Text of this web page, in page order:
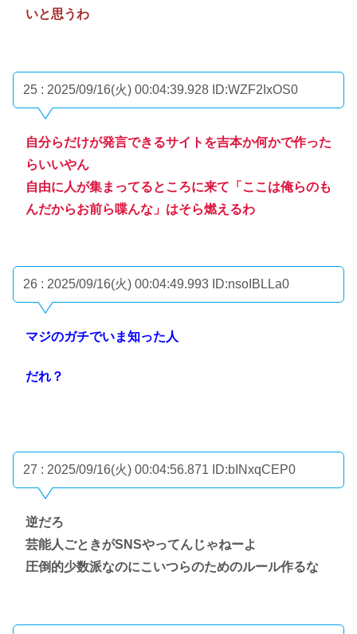
いと思うわ
25 : 2025/09/16(火) 00:04:39.928 ID:WZF2IxOS0
自分らだけが発言できるサイトを吉本か何かで作った
らいいやん
自由に人が集まってるところに来て「ここは俺らのも
んだからお前ら喋んな」はそら燃えるわ
26 : 2025/09/16(火) 00:04:49.993 ID:nsoIBLLa0
マジのガチでいま知った人
だれ？
27 : 2025/09/16(火) 00:04:56.871 ID:bINxqCEP0
逆だろ
芸能人ごときがSNSやってんじゃねーよ
圧倒的少数派なのにこいつらのためのルール作るな